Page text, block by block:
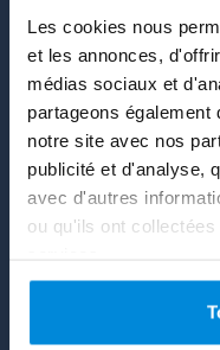
Les cookies nous
et les annonces,
médias sociaux et
partageons
notre site avec nos
publicité et d'analyse,
avec d'autres
ou qu'ils ont
Gratuits, puis
CAD$27)
En indiquant
recevoir des offres